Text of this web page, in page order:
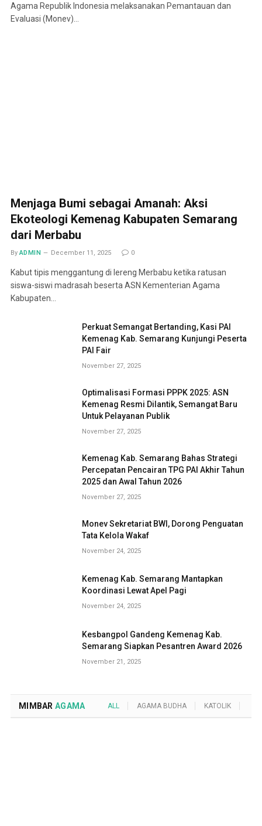
Agama Republik Indonesia melaksanakan Pemantauan dan
Evaluasi (Monev)…
Menjaga Bumi sebagai Amanah: Aksi
Ekoteologi Kemenag Kabupaten Semarang
dari Merbabu
By ADMIN December 11, 2025 0
Kabut tipis menggantung di lereng Merbabu ketika ratusan
siswa-siswi madrasah beserta ASN Kementerian Agama
Kabupaten…
Perkuat Semangat Bertanding, Kasi PAI
Kemenag Kab. Semarang Kunjungi Peserta
PAI Fair
November 27, 2025
Optimalisasi Formasi PPPK 2025: ASN
Kemenag Resmi Dilantik, Semangat Baru
Untuk Pelayanan Publik
November 27, 2025
Kemenag Kab. Semarang Bahas Strategi
Percepatan Pencairan TPG PAI Akhir Tahun
2025 dan Awal Tahun 2026
November 27, 2025
Monev Sekretariat BWI, Dorong Penguatan
Tata Kelola Wakaf
November 24, 2025
Kemenag Kab. Semarang Mantapkan
Koordinasi Lewat Apel Pagi
November 24, 2025
Kesbangpol Gandeng Kemenag Kab.
Semarang Siapkan Pesantren Award 2026
November 21, 2025
MIMBAR AGAMA ALL AGAMA BUDHA KATOLIK